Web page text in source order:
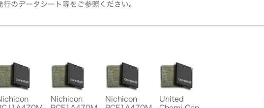
のデータシート等をご参照ください。
Nichicon
Nichicon
United